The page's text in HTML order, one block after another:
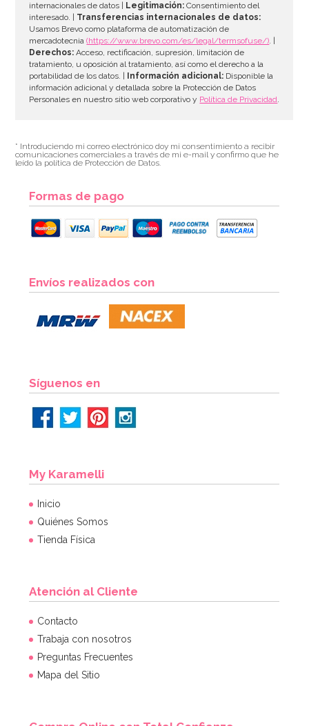
internacionales de datos |
Legitimación: Consentimiento del
interesado. | Transferencias internacionales de datos:
Usamos Brevo como plataforma de automatización de
mercadotecnia(https://www.brevo.com/es/legal/termsofuse/). |
Derechos: Acceso, rectificación, supresión, limitación de
tratamiento, u oposición al tratamiento, así como el derecho a la
portabilidad de los datos. |
Información adicional: Disponible la
información adicional y detallada sobre la Protección de Datos
Personales en nuestro sitio web corporativo y Política de Privacidad.
* Introduciendo mi correo electrónico doy mi consentimiento a recibir
comunicaciones comerciales a través de mi e-mail y confirmo que he
leído la política de Protección de Datos.
Formas de pago
Envíos realizados con
Síguenos en
My Karamelli
Inicio
Quiénes Somos
Tienda Física
Atención al Cliente
Contacto
Trabaja con nosotros
Preguntas Frecuentes
Mapa del Sitio